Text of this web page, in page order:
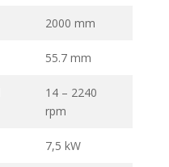
2000 mm
55.7 mm
14 – 2240
rpm
7,5 kW